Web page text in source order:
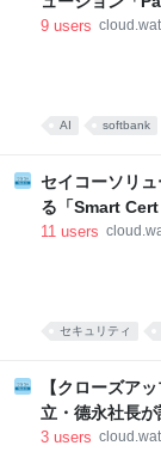
自動化
9 users
AI softbank
セイコーソリ
る「Smart
11 users
セキュリティ
【クローズア
立・德永社長
変革とHMAX拡
3 users